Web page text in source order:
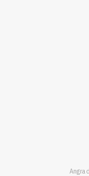
Angra